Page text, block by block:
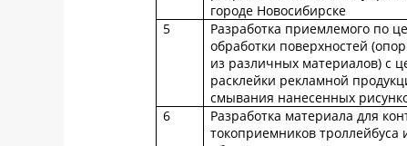
городе Новосибирске
5
Разработка приемлемого по
обработки поверхностей
из различных материалов) с
расклейки рекламной
смывания нанесенных
6
Разработка материала для
токоприемников троллейбуса